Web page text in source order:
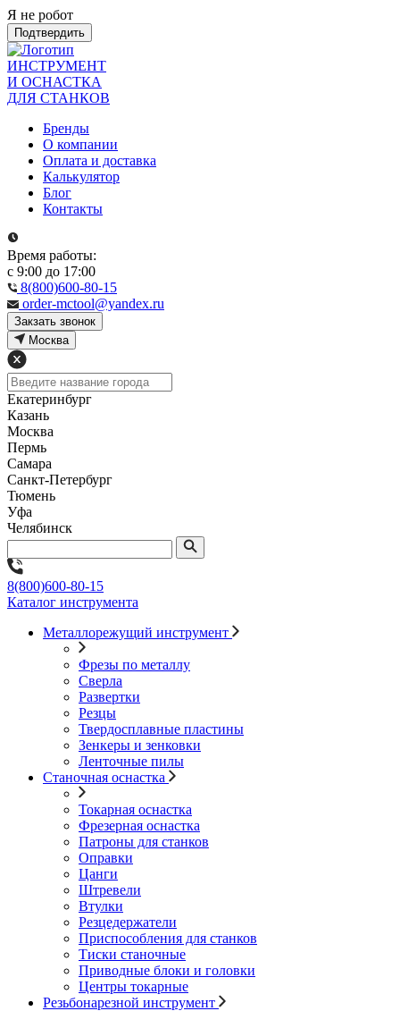
Я не робот
Подтвердить
ИНСТРУМЕНТ
И ОСНАСТКА
ДЛЯ СТАНКОВ
Бренды
О компании
Оплата и доставка
Калькулятор
Блог
Контакты
Время работы:
с 9:00 до 17:00
8(800)600-80-15
order-mctool@yandex.ru
Закзать звонок
Москва
Екатеринбург
Казань
Москва
Пермь
Самара
Санкт-Петербург
Тюмень
Уфа
Челябинск
8(800)600-80-15
Каталог инструмента
Металлорежущий инструмент
Фрезы по металлу
Сверла
Развертки
Резцы
Твердосплавные пластины
Зенкеры и зенковки
Ленточные пилы
Станочная оснастка
Токарная оснастка
Фрезерная оснастка
Патроны для станков
Оправки
Цанги
Штревели
Втулки
Резцедержатели
Приспособления для станков
Тиски станочные
Приводные блоки и головки
Центры токарные
Резьбонарезной инструмент